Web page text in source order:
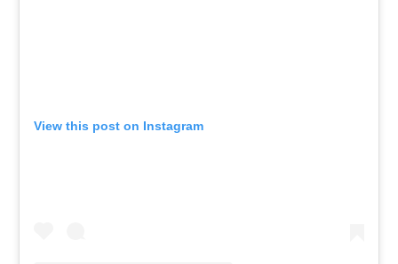
View this post on Instagram